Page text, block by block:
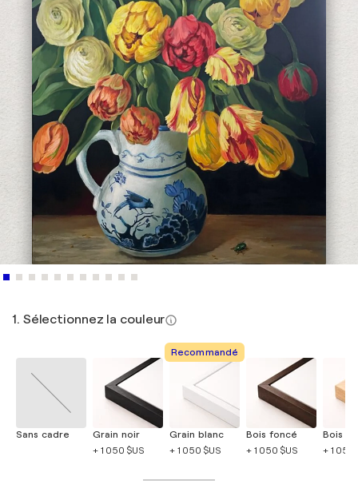
1. Sélectionnez la couleur
Sans cadre
Grain noir
+ 1 050 $US
Recommandé
Grain blanc
+ 1 050 $US
Bois foncé
+ 1 050 $US
Bois
+ 1 050